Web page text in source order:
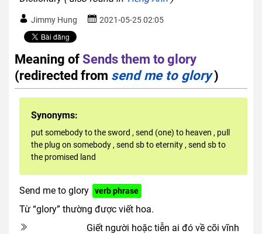
Jimmy Hung 2021-05-25 02:05
Meaning ofSends them to glory
(redirected from send me to glory)
Synonyms:
put somebody to the sword , send (one) to heaven , pull
the plug on somebody , send sb to eternity , send sb to
the promised land
Send me to glory verb phrase
Từ “glory” thường được viết hoa.
Giết người hoặc tiễn ai đó về cõi vĩnh